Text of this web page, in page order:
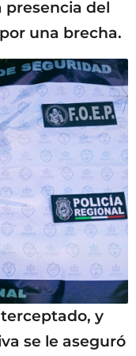
presencia del
una brecha.
y
se le aseguró